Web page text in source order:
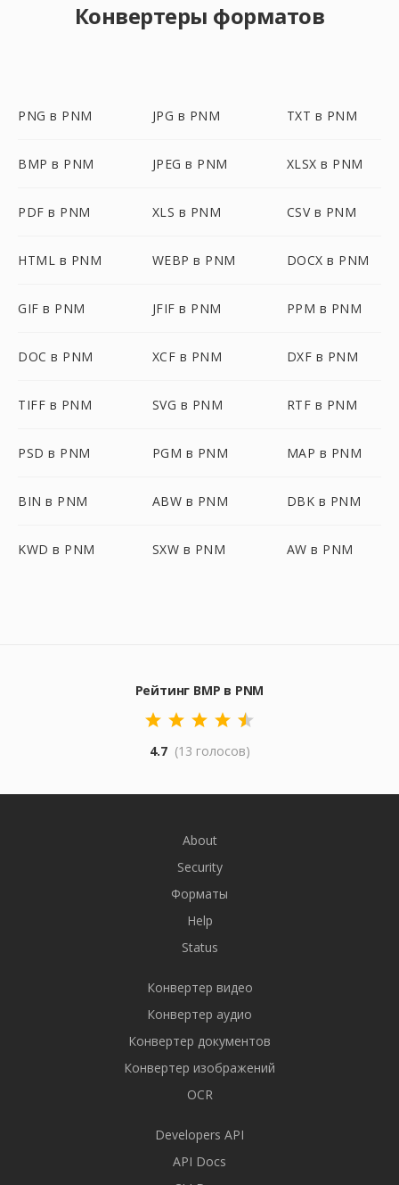
Конвертеры форматов
PNG в PNM JPG в PNM TXT в PNM
BMP в PNM JPEG в PNM XLSX в PNM
PDF в PNM XLS в PNM CSV в PNM
HTML в PNM WEBP в PNM DOCX в PNM
GIF в PNM JFIF в PNM PPM в PNM
DOC в PNM XCF в PNM DXF в PNM
TIFF в PNM SVG в PNM RTF в PNM
PSD в PNM PGM в PNM MAP в PNM
BIN в PNM ABW в PNM DBK в PNM
KWD в PNM SXW в PNM AW в PNM
Рейтинг BMP в PNM
4.7 (13 голосов)
About
Security
Форматы
Help
Status
Конвертер видео
Конвертер аудио
Конвертер документов
Конвертер изображений
OCR
Developers API
API Docs